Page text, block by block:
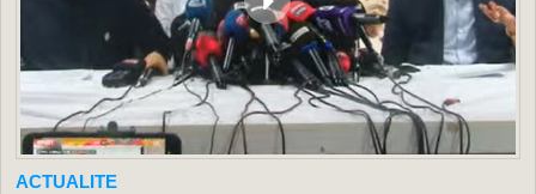
ACTUALITE